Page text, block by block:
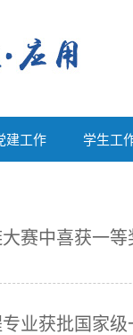
建工作 学生工
赛中喜获一等
业获批国家